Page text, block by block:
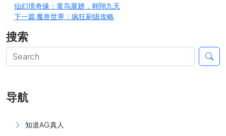
仙幻境奇缘：黄鸟展翅，翱翔九天
下一篇魔兽世界：疯狂刷级攻略
搜索
导航
知道AG真人